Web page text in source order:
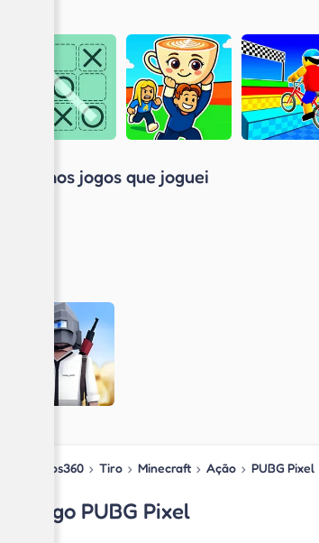
Últimos jogos que joguei
Jogos360 › Tiro › Minecraft › Ação › PUBG Pixel
Jogo PUBG Pixel